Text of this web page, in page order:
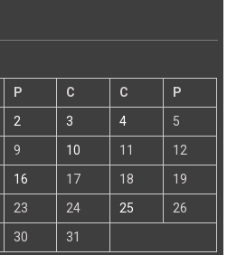
P C C
P
2 3 4
5
9 10 11
12
16 17 18
19
23 24 25
26
30 31